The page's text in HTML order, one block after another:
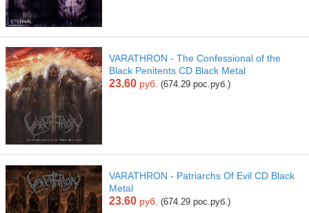
VARATHRON - The Confessional of the
Black Penitents CD Black Metal
23.60 руб. (674.29 рос.руб.)
VARATHRON - Patriarchs Of Evil CD Black
Metal
23.60 руб. (674.29 рос.руб.)